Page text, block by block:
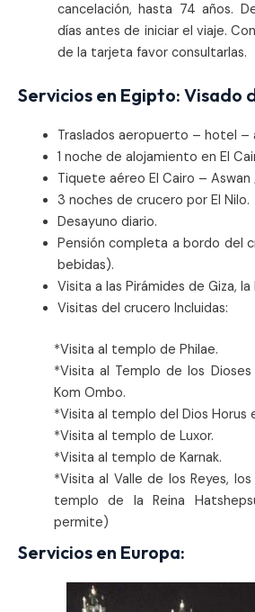
cancelación, hasta 74 años.
días antes de iniciar el viaje.
de la tarjeta favor consultarlas.
Servicios en Egipto: Visado
Traslados aeropuerto – hotel –
1 noche de alojamiento en El
Tiquete aéreo El Cairo – Aswan
3 noches de crucero por El Nilo.
Desayuno diario.
Pensión completa a bordo del
bebidas).
Visita a las Pirámides de Giza, la
Visitas del crucero Incluidas:
*Visita al templo de Philae.
*Visita al Templo de los
Kom Ombo.
*Visita al templo del Dios Horus
*Visita al templo de Luxor.
*Visita al templo de Karnak.
*Visita al Valle de los Reyes,
templo de la Reina
permite)
Servicios en Europa: